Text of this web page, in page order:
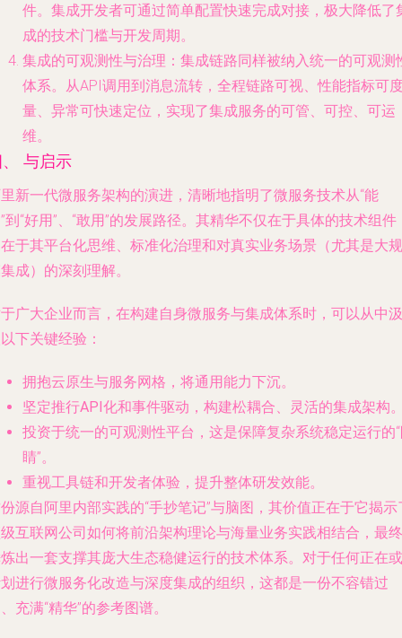
件。集成开发者可通过简单配置快速完成对接，极大降低了
成的技术门槛与开发周期。
集成的可观测性与治理 ：集成链路同样被纳入统一的可观测
体系。从API调用到消息流转，全程链路可视、性能指标可
量、异常可快速定位，实现了集成服务的可管、可控、可运
维。
与启示
新一代微服务架构的演进，清晰地指明了微服务技术从“能
到“好用”、“敢用”的发展路径。其精华不仅在于具体的技术组件
于其平台化思维、标准化治理和对真实业务场景（尤其是大规
成）的深刻理解。
广大企业而言，在构建自身微服务与集成体系时，可以从中汲
下关键经验：
拥抱云原生与服务网格 ，将通用能力下沉。
坚定推行API化和事件驱动 ，构建松耦合、灵活的集成架构
投资于统一的可观测性平台 ，这是保障复杂系统稳定运行的
睛”。
重视工具链和开发者体验 ，提升整体研发效能。
源自阿里内部实践的“手抄笔记”与脑图，其价值正在于它揭示
互联网公司如何将前沿架构理论与海量业务实践相结合，最终
出一套支撑其庞大生态稳健运行的技术体系。对于任何正在或
进行微服务化改造与深度集成的组织，这都是一份不容错过
充满“精华”的参考图谱。